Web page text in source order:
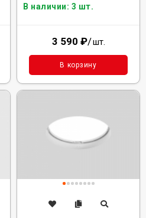
В наличии: 3 шт.
3 590 ₽/шт.
В корзину